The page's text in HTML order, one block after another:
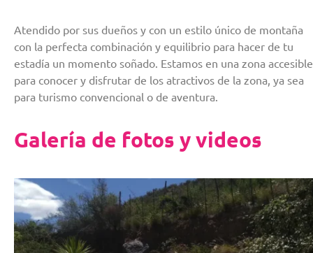
Atendido por sus dueños y con un estilo único de montaña
con la perfecta combinación y equilibrio para hacer de tu
estadía un momento soñado. Estamos en una zona accesible
para conocer y disfrutar de los atractivos de la zona, ya sea
para turismo convencional o de aventura.
Galería de fotos y videos